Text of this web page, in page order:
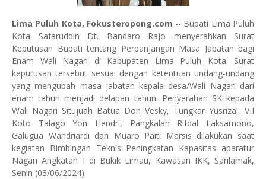
Lima Puluh Kota, Fokusteropong.com -- Bupati Lima Puluh
Kota Safaruddin Dt. Bandaro Rajo menyerahkan Surat
Keputusan Bupati tentang Perpanjangan Masa Jabatan bagi
Enam Wali Nagari di Kabupaten Lima Puluh Kota. Surat
keputusan tersebut sesuai dengan ketentuan undang-undang
yang mengubah masa jabatan kepala desa/Wali Nagari dari
enam tahun menjadi delapan tahun. Penyerahan SK kepada
Wali Nagari Situjuah Batua Don Vesky, Tungkar Yusrizal, VII
Koto Talago Yon Hendri, Pangkalan Rifdal Laksamono,
Galugua Wandriardi dan Muaro Paiti Marsis dilakukan saat
kegiatan Bimbingan Teknis Peningkatan Kapasitas aparatur
Nagari Angkatan I di Bukik Limau, Kawasan IKK, Sarilamak,
Senin (03/06/2024).